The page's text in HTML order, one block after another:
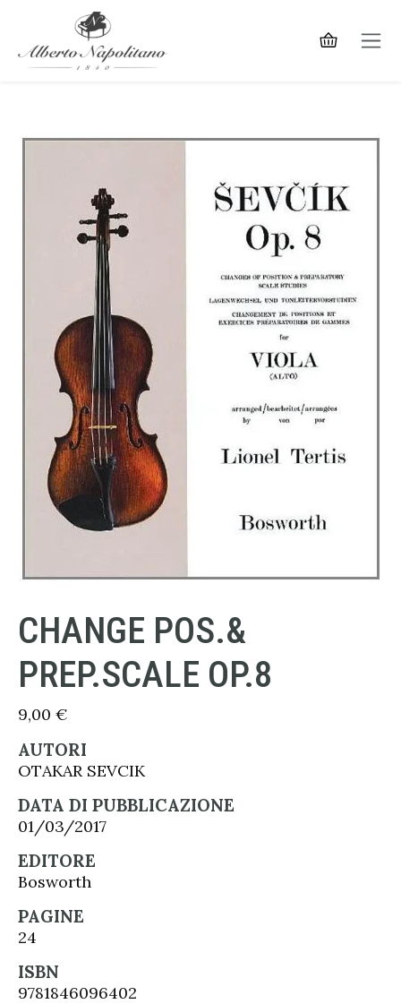
CHANGE POS.&
PREP.SCALE OP.8
9,00 €
AUTORI
OTAKAR SEVCIK
DATA DI PUBBLICAZIONE
01/03/2017
EDITORE
Bosworth
PAGINE
24
ISBN
9781846096402